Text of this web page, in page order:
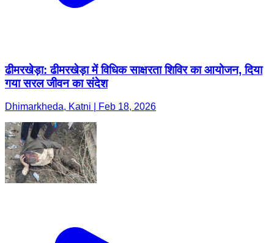
ढीमरखेड़ा: ढीमरखेड़ा में विधिक साक्षरता शिविर का आयोजन, दिया
गया सरल जीवन का संदेश
Dhimarkheda, Katni | Feb 18, 2026